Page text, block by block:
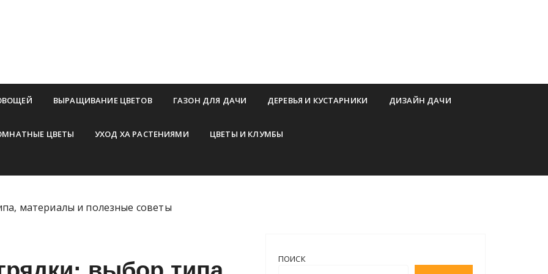
ВЫРАЩИВАНИЕ ЦВЕТОВ ГАЗОН ДЛЯ ДАЧИ ДЕРЕВЬЯ И КУСТАРНИКИ ДИЗАЙН ДАЧИ
ЦВЕТЫ УХОД ХА РАСТЕНИЯМИ ЦВЕТЫ И КЛУМБЫ
материалы и полезные советы
ПОИСК